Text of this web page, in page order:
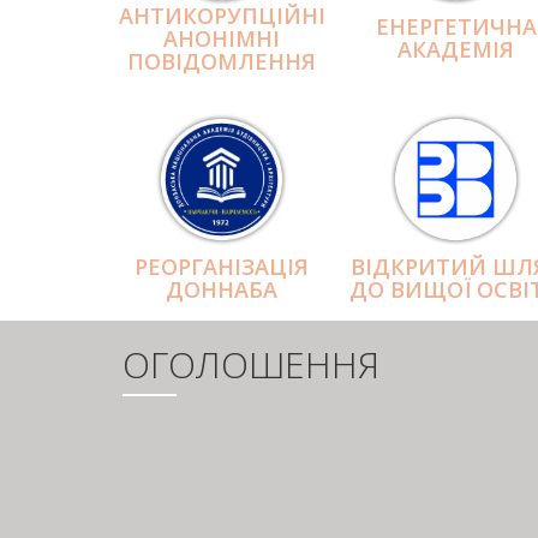
АНТИКОРУПЦІЙНІ
АНОНІМНІ
ПОВІДОМЛЕННЯ
ЕНЕРГЕТИЧНА
АКАДЕМІЯ
РЕОРГАНІЗАЦІЯ
ДОННАБА
ВІДКРИТИЙ
ДО ВИЩОЇ
ОГОЛОШЕННЯ